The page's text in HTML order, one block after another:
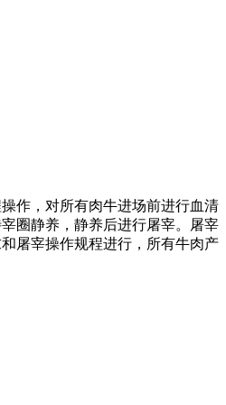
作，对所有肉牛进场前进行血清
圈静养，静养后进行屠宰。屠宰
屠宰操作规程进行，所有牛肉产